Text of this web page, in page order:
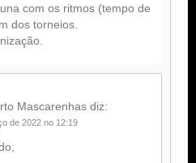
com os ritmos (tempo de
dos torneios.
Mascarenhas diz:
de 2022 no 12:19